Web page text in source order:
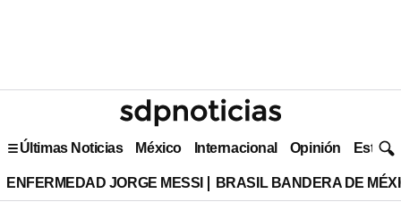
Últimas Noticias México Internacional Opinión Estilo
ENFERMEDAD JORGE MESSI BRASIL BANDERA DE